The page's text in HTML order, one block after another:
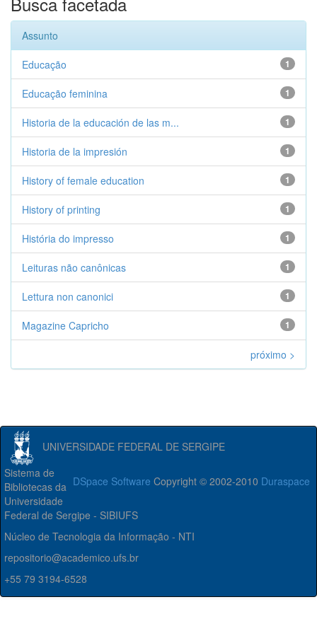
Assunto
1
Educação
1
Educação feminina
1
Historia de la educación de las m...
1
Historia de la impresión
1
History of female education
1
History of printing
1
História do impresso
1
Leituras não canônicas
1
Lettura non canonici
1
Magazine Capricho
próximo >
UNIVERSIDADE FEDERAL DE SERGIPE
DSpace Software Copyright © 2002-2010 Duraspace
Sistema de
Bibliotecas da
Universidade
Federal de Sergipe - SIBIUFS
Núcleo de Tecnologia da Informação - NTI
repositorio@academico.ufs.br
+55 79 3194-6528